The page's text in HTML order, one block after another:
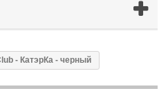
- КатэрКа - черный